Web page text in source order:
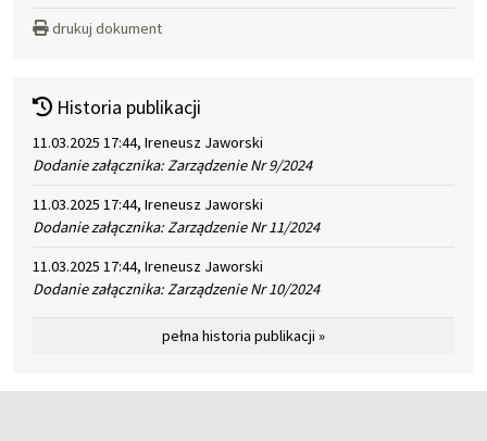
drukuj dokument
Historia publikacji
11.03.2025 17:44, Ireneusz Jaworski
Dodanie załącznika: Zarządzenie Nr 9/2024
11.03.2025 17:44, Ireneusz Jaworski
Dodanie załącznika: Zarządzenie Nr 11/2024
11.03.2025 17:44, Ireneusz Jaworski
Dodanie załącznika: Zarządzenie Nr 10/2024
pełna historia publikacji »